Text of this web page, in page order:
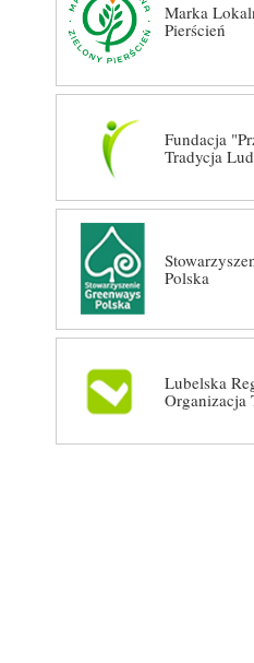
Marka
Pierścień
Fundacja
Tradycja
Polska
Lubelska
Organizacja